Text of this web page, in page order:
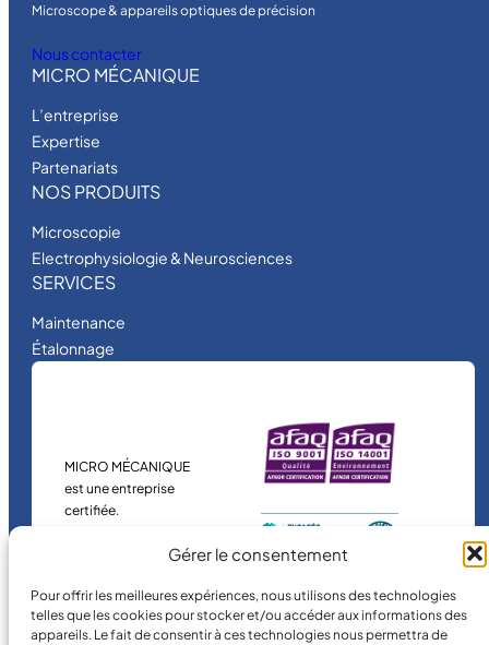
Gérer le consentement
Pour offrir les meilleures expériences, nous utilisons des technologies
telles que les cookies pour stocker et/ou accéder aux informations des
appareils. Le fait de consentir à ces technologies nous permettra de
Microscope & appareils optiques de précision
Nous contacter
MICRO MÉCANIQUE
L’entreprise
Expertise
Partenariats
NOS PRODUITS
Microscopie
Electrophysiologie & Neurosciences
SERVICES
Maintenance
Étalonnage
MICRO MÉCANIQUE
est une entreprise
certifiée.